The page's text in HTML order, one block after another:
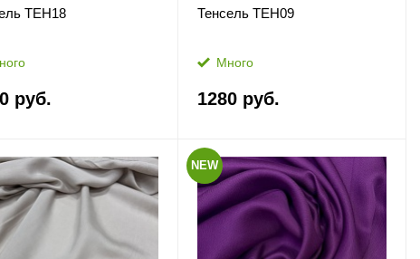
ТЕН18
руб.
Тенсель ТЕН09
Много
1280 руб.
NEW